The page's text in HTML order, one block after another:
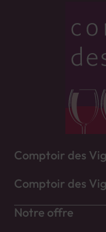
Comptoir des
Comptoir des
Notre offre